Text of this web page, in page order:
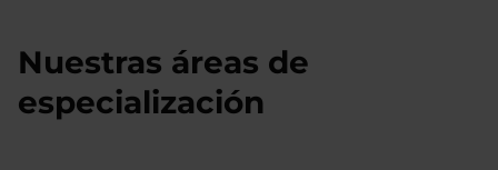
Nuestras áreas de
especialización